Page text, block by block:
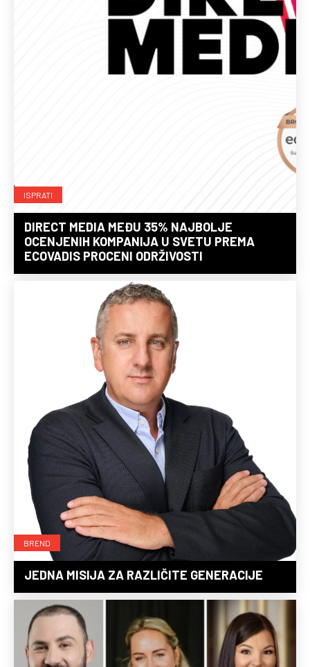
ISPRATI
DIRECT MEDIA MEĐU 35% NAJBOLJE
OCENJENIH KOMPANIJA U SVETU PREMA
ECOVADIS PROCENI ODRŽIVOSTI
BREND
JEDNA MISIJA ZA RAZLIČITE GENERACIJE